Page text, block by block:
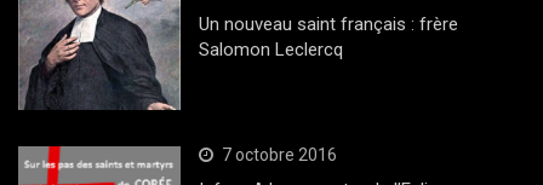
Un nouveau saint français : frère
Salomon Leclercq
7 octobre 2016